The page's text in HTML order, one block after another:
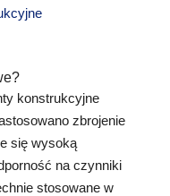
konstrukcyjne
zbrojenie
się wysoką
na czynniki
stosowane w